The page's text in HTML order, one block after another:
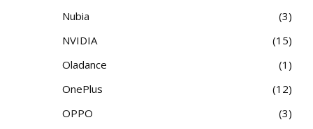
Nubia
3
NVIDIA
15
Oladance
1
OnePlus
12
OPPO
3